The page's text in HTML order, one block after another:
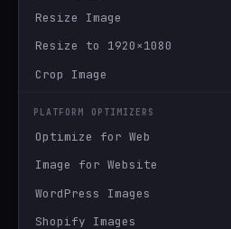
Resize Image
Resize to 1920×1080
Crop Image
PLATFORM OPTIMIZERS
Optimize for Web
Image for Website
WordPress Images
Shopify Images